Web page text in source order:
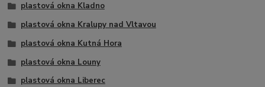
plastová okna Kladno
plastová okna Kralupy nad Vltavou
plastová okna Kutná Hora
plastová okna Louny
plastová okna Liberec